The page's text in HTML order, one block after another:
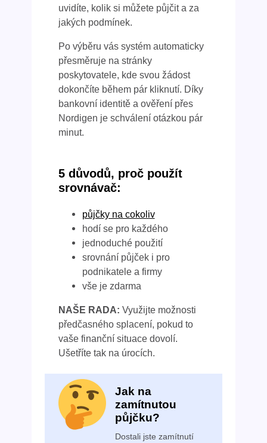
uvidíte, kolik si můžete půjčit a za
jakých podmínek.
Po výběru vás systém automaticky
přesměruje na stránky
poskytovatele, kde svou žádost
dokončíte během pár kliknutí. Díky
bankovní identitě a ověření přes
Nordigen je schválení otázkou pár
minut.
5 důvodů, proč použít
srovnávač:
půjčky na cokoliv
hodí se pro každého
jednoduché použití
srovnání půjček i pro
podnikatele a firmy
vše je zdarma
NAŠE RADA: Využijte možnosti
předčasného splacení, pokud to
vaše finanční situace dovolí.
Ušetříte tak na úrocích.
Jak na
zamítnutou
půjčku?
Dostali jste zamítnutí